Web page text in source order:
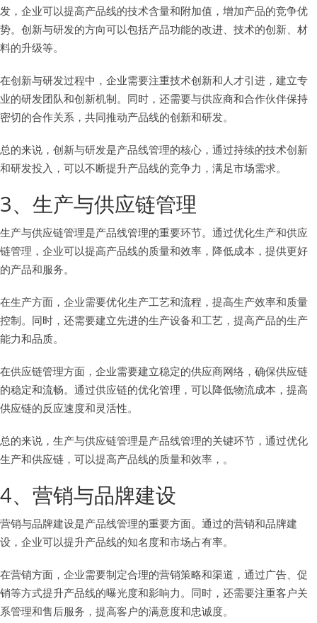
发，企业可以提高产品线的技术含量和附加值，增加产品的竞争优
势。创新与研发的方向可以包括产品功能的改进、技术的创新、材
料的升级等。
在创新与研发过程中，企业需要注重技术创新和人才引进，建立专
业的研发团队和创新机制。同时，还需要与供应商和合作伙伴保持
密切的合作关系，共同推动产品线的创新和研发。
总的来说，创新与研发是产品线管理的核心，通过持续的技术创新
和研发投入，可以不断提升产品线的竞争力，满足市场需求。
3、生产与供应链管理
生产与供应链管理是产品线管理的重要环节。通过优化生产和供应
链管理，企业可以提高产品线的质量和效率，降低成本，提供更好
的产品和服务。
在生产方面，企业需要优化生产工艺和流程，提高生产效率和质量
控制。同时，还需要建立先进的生产设备和工艺，提高产品的生产
能力和品质。
在供应链管理方面，企业需要建立稳定的供应商网络，确保供应链
的稳定和流畅。通过供应链的优化管理，可以降低物流成本，提高
供应链的反应速度和灵活性。
总的来说，生产与供应链管理是产品线管理的关键环节，通过优化
生产和供应链，可以提高产品线的质量和效率，。
4、营销与品牌建设
营销与品牌建设是产品线管理的重要方面。通过的营销和品牌建
设，企业可以提升产品线的知名度和市场占有率。
在营销方面，企业需要制定合理的营销策略和渠道，通过广告、促
销等方式提升产品线的曝光度和影响力。同时，还需要注重客户关
系管理和售后服务，提高客户的满意度和忠诚度。